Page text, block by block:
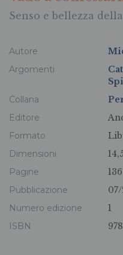
Senso e bellezza
Autore
Argomenti
Collana
Editore
Formato
Dimensioni
Pagine
136
Pubblicazione
Numero edizione
1
ISBN